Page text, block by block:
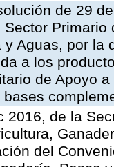
de 29
y Aguas, por la
a los
de Apoyo
2016, de la
del